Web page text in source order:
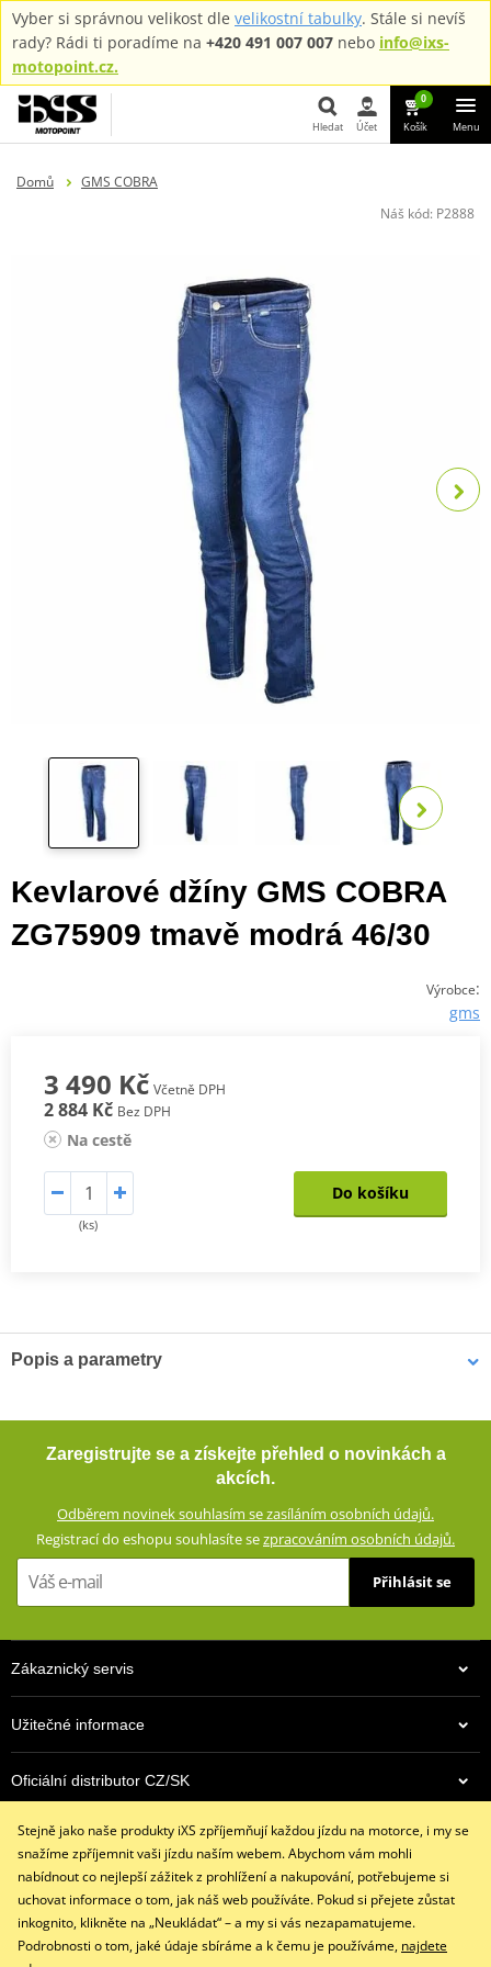
Vyber si správnou velikost dle velikostní tabulky. Stále si nevíš
rady? Rádi ti poradíme na +420 491 007 007 nebo info@ixs-
motopoint.cz.
Hledat Účet
0
Košík Menu
Domů
GMS COBRA
Náš kód: P2888
Kevlarové džíny GMS COBRA
ZG75909 tmavě modrá 46/30
Výrobce:
gms
3 490 Kč Včetně DPH
2 884 Kč Bez DPH
Na cestě
(ks)
Do košíku
Popis a parametry
Pohodlné motocyklové džíny s rovným střihem. Tyto džíny
poskytují dostatečnou ochranu při jízdě na motocyklu díky
impaktních místech. Zároveň vypadají civilně a díky příměsi
elastanu skvěle padnou a příjemně se nosí.
Džíny s rovným střihem a 5 kapsami
Vnější materiál: 98% bavlna, 2% elastan
Podšívka: 100% polyester
40% polyester
Podšívka ze síťoviny od pasu ke kolenům
Výškově nastavitelné vyjímatelné CE certifikované chrániče
Džíny jsou z výroby opatřeny prémiovou impregnací
Huntsman® , která vydrží až 15 vyprání
PDF iXS SIZE
PDF iXS SIZE
PDF
Zaregistrujte se a získejte přehled o novinkách a
akcích.
Odběrem novinek souhlasím se zasíláním osobních údajů.
Registrací do eshopu souhlasíte sezpracováním osobních údajů.
Přihlásit se
Zákaznický servis
Užitečné informace
Oficiální distributor CZ/SK
Kontaktujte nás
info@ixs-motopoint.cz
Po - Pá (8:00 - 16:30)
Stejně jako naše produkty iXS zpříjemňují každou jízdu na motorce, i my se
snažíme zpříjemnit vaši jízdu naším webem. Abychom vám mohli
nabídnout co nejlepší zážitek z prohlížení a nakupování, potřebujeme si
uchovat informace o tom, jak náš web používáte. Pokud si přejete zůstat
inkognito, klikněte na „Neukládat“ – a my si vás nezapamatujeme.
Podrobnosti o tom, jaké údaje sbíráme a k čemu je používáme, najdete